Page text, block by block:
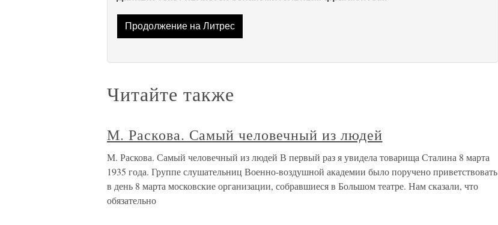
Продолжение на Литрес
Читайте также
М. Раскова. Самый человечный из людей
М. Раскова. Самый человечный из людей В первый раз я увидела товарища Сталина 8 марта
1935 года. Группе слушательниц Военно-воздушной академии было поручено приветствовать
в день 8 марта московские организации, собравшиеся в Большом театре. Нам сказали, что
обязательно